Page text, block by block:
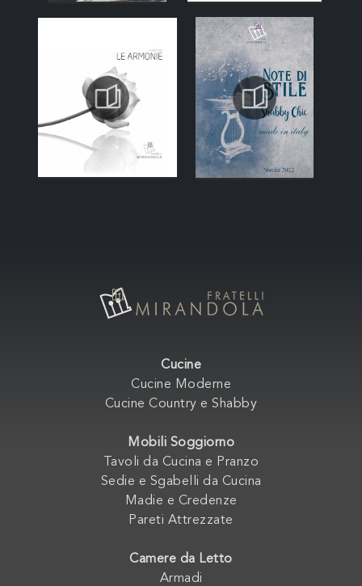
Cucine
Cucine Moderne
Cucine Country e Shabby
Mobili Soggiorno
Tavoli da Cucina e Pranzo
Sedie e Sgabelli da Cucina
Madie e Credenze
Pareti Attrezzate
Camere da Letto
Armadi